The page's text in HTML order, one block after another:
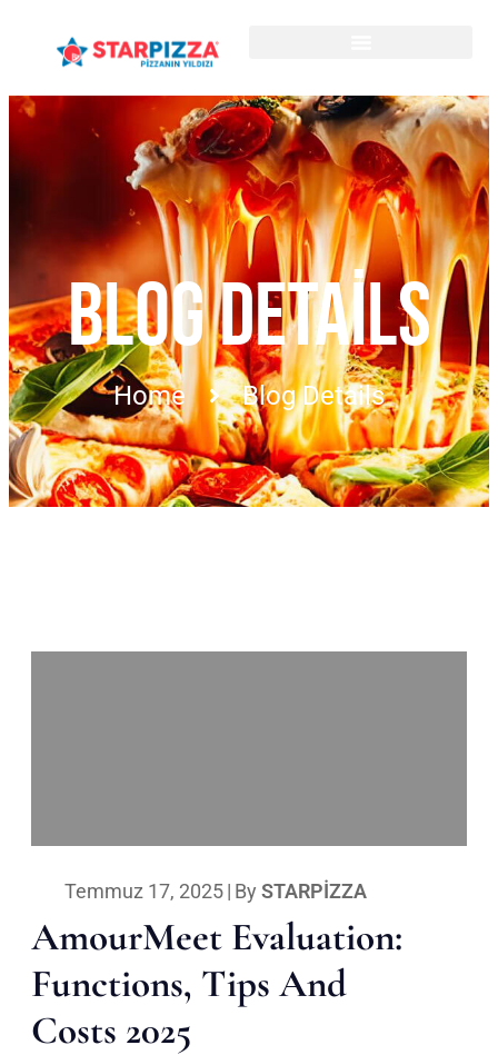
BLOG DETAILS
Home Blog Details
Temmuz 17, 2025| By STARPIZZA
AmourMeet Evaluation:
Functions, Tips And
Costs 2025